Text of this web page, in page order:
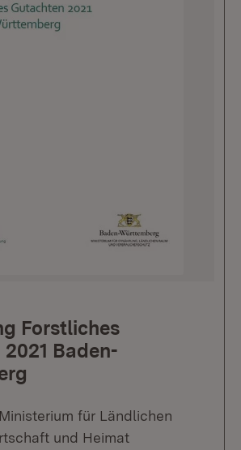
Forstliches
Baden-
für Ländlichen
und Heimat